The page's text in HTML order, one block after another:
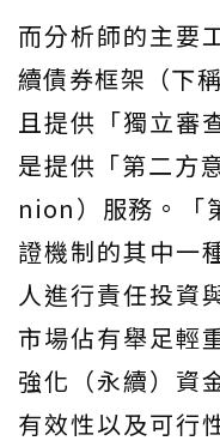
而分析師的主要
續債券框架（下
且提供「獨立審
是提供「第二方
nion）服務。「
證機制的其中一
人進行責任投資
市場佔有舉足輕
強化（永續）資
有效性以及可行